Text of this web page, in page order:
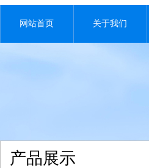
网站首页 关于我们
产品展示